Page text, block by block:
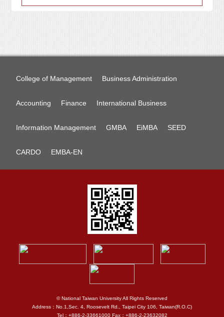
College of Management Business Administration
Accounting Finance International Business
Information Management GMBA EiMBA SEED
CARDO EMBA-EN
© National Taiwan University All Rights Reserved
Address：No.1,Sec. 4, Roosevelt Rd., Taipei City 106, Taiwan(R.O.C)
Tel：+886-2-33661000 Fax：+886-2-23632082